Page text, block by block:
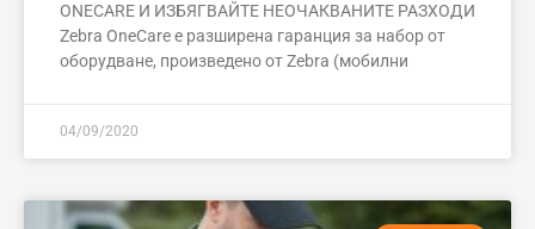
ONECARE И ИЗБЯГВАЙТЕ НЕОЧАКВАНИТЕ РАЗХОДИ
Zebra OneCare е разширена гаранция за набор от
оборудване, произведено от Zebra (мобилни
04/09/2020